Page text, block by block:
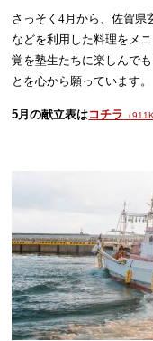
さっそく4月から、佐賀県
などを利用した料理をメ
覚を塾生たちに楽しんで
とを心から願っています。
5月の献立表はコチラ （